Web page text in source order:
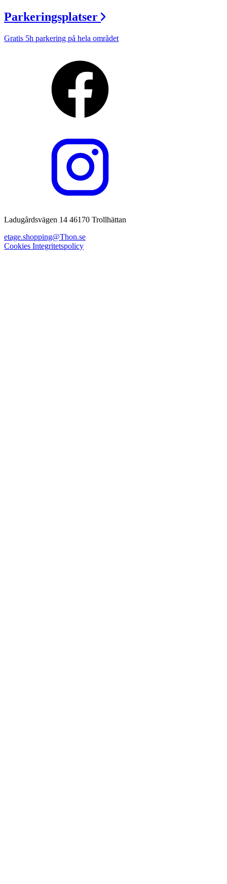
Parkeringsplatser
Gratis 5h parkering på hela området
Ladugårdsvägen 14 46170 Trollhättan
etage.shopping@Thon.se
Cookies Integritetspolicy